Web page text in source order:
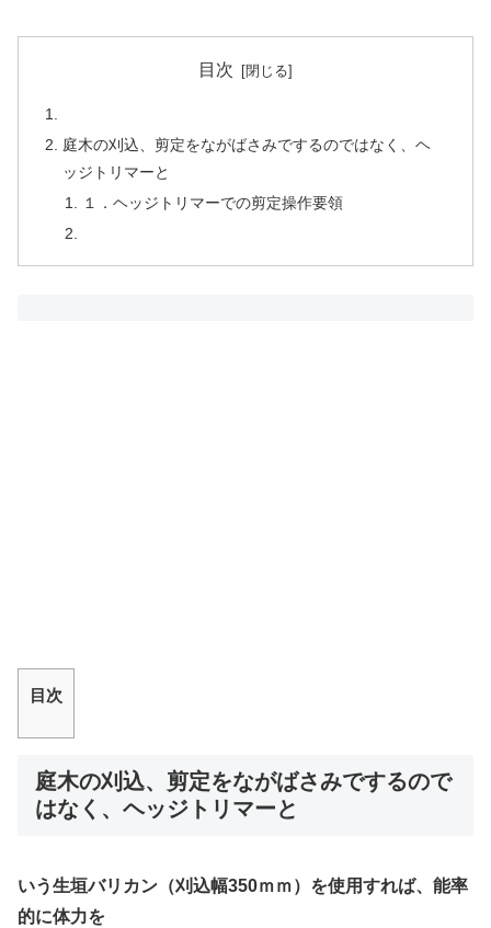
目次
庭木の刈込、剪定をながばさみでするのではなく、ヘ
ッジトリマーと
１．ヘッジトリマーでの剪定操作要領
目次
庭木の刈込、剪定をながばさみでするので
はなく、ヘッジトリマーと
いう生垣バリカン（刈込幅350ｍｍ） を使用すれば、能率
的に体力を